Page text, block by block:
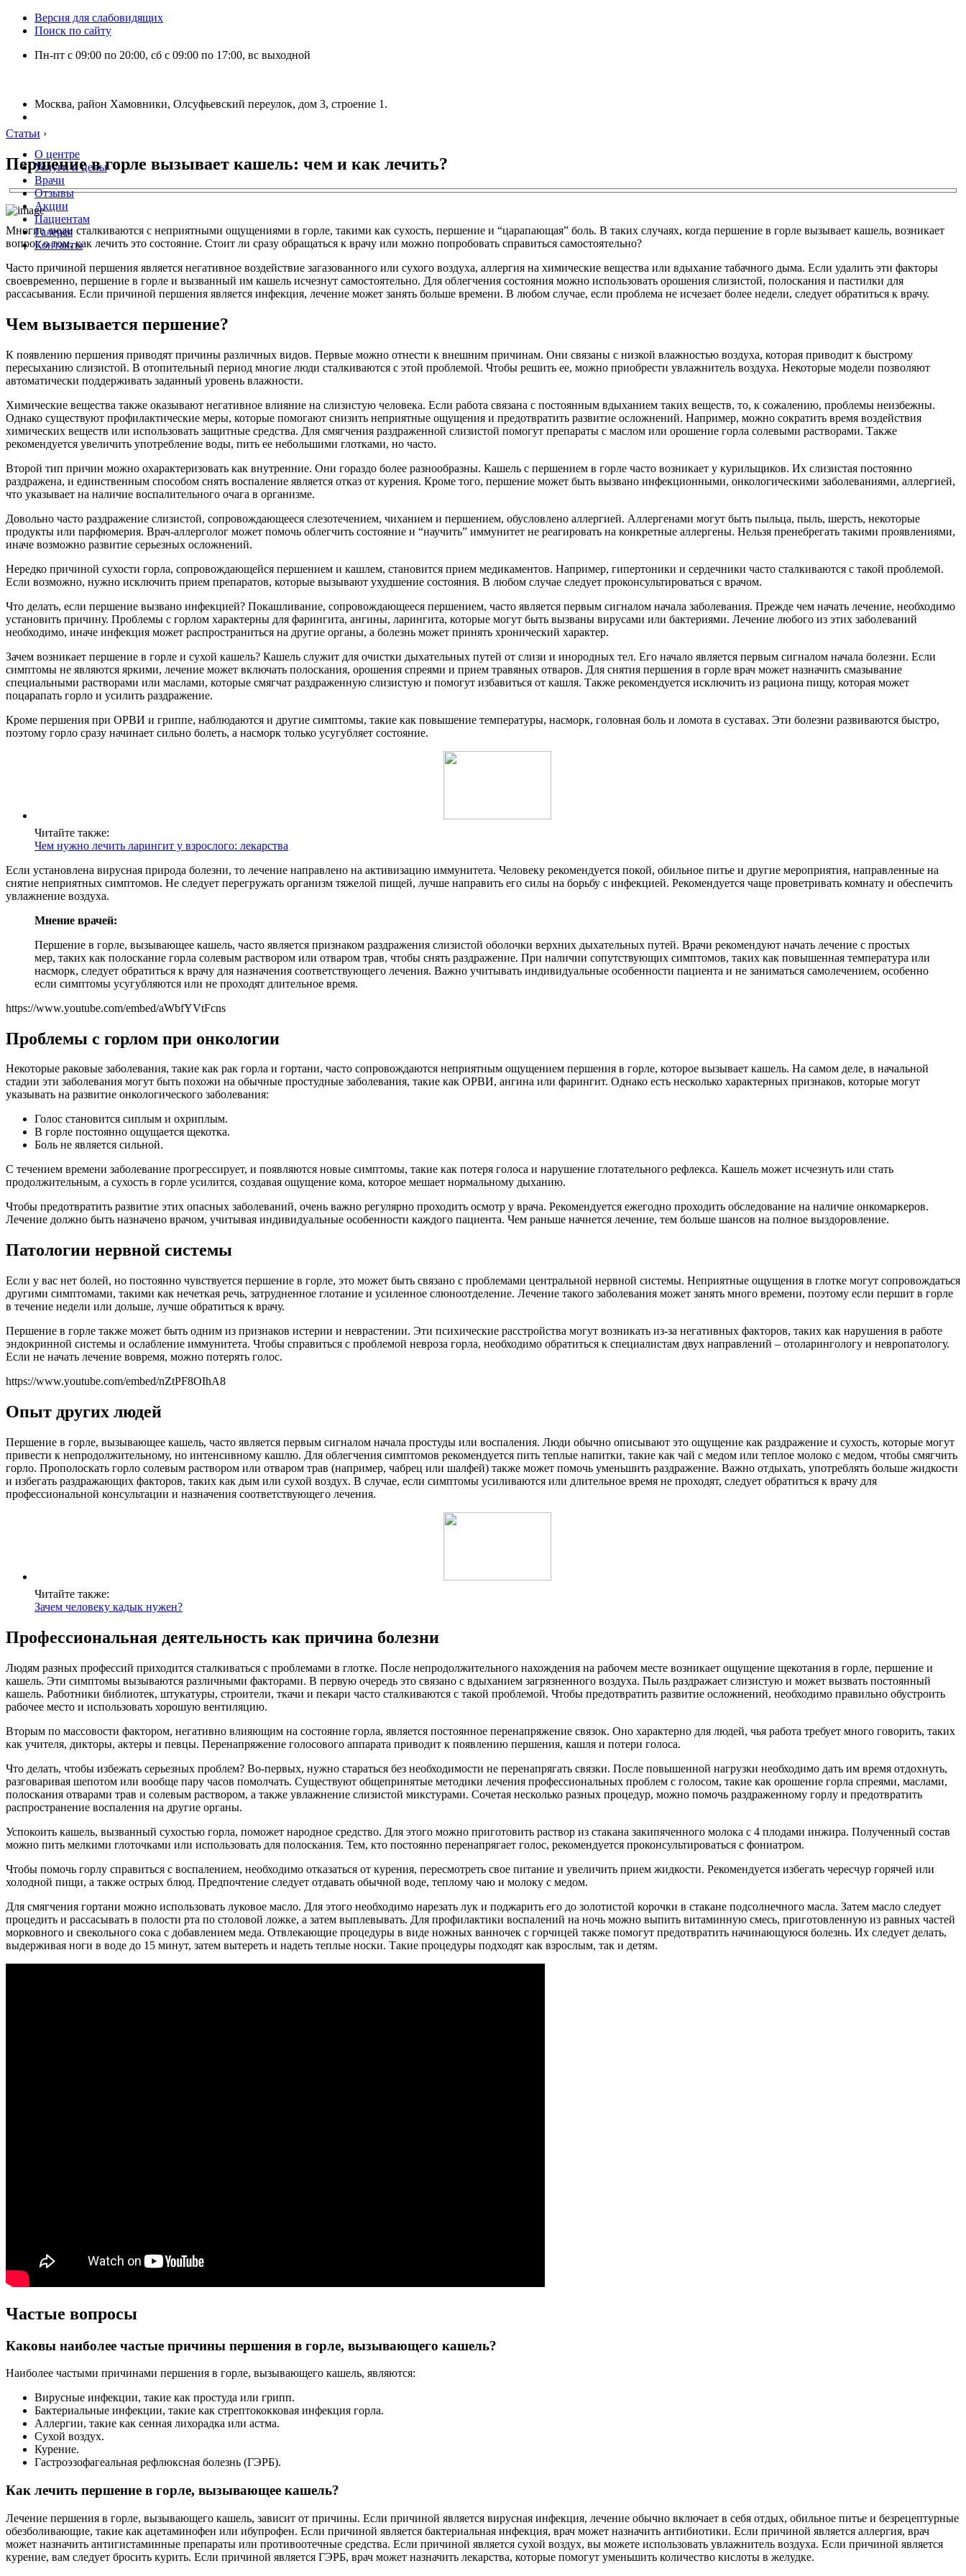
Версия для слабовидящих
Поиск по сайту
Пн-пт с 09:00 по 20:00, сб с 09:00 по 17:00, вс выходной
Москва, район Хамовники, Олсуфьевский переулок, дом 3, строение 1.
О центре
Услуги и цены
Врачи
Отзывы
Акции
Пациентам
Галерея
Контакты
Статьи ›
Першение в горле вызывает кашель: чем и как лечить?
Многие люди сталкиваются с неприятными ощущениями в горле, такими как сухость, першение и “царапающая” боль. В таких случаях, когда першение в горле вызывает кашель, возникает
вопрос о том, как лечить это состояние. Стоит ли сразу обращаться к врачу или можно попробовать справиться самостоятельно?
Часто причиной першения является негативное воздействие загазованного или сухого воздуха, аллергия на химические вещества или вдыхание табачного дыма. Если удалить эти факторы
своевременно, першение в горле и вызванный им кашель исчезнут самостоятельно. Для облегчения состояния можно использовать орошения слизистой, полоскания и пастилки для
рассасывания. Если причиной першения является инфекция, лечение может занять больше времени. В любом случае, если проблема не исчезает более недели, следует обратиться к врачу.
Чем вызывается першение?
К появлению першения приводят причины различных видов. Первые можно отнести к внешним причинам. Они связаны с низкой влажностью воздуха, которая приводит к быстрому
пересыханию слизистой. В отопительный период многие люди сталкиваются с этой проблемой. Чтобы решить ее, можно приобрести увлажнитель воздуха. Некоторые модели позволяют
автоматически поддерживать заданный уровень влажности.
Химические вещества также оказывают негативное влияние на слизистую человека. Если работа связана с постоянным вдыханием таких веществ, то, к сожалению, проблемы неизбежны.
Однако существуют профилактические меры, которые помогают снизить неприятные ощущения и предотвратить развитие осложнений. Например, можно сократить время воздействия
химических веществ или использовать защитные средства. Для смягчения раздраженной слизистой помогут препараты с маслом или орошение горла солевыми растворами. Также
рекомендуется увеличить употребление воды, пить ее небольшими глотками, но часто.
Второй тип причин можно охарактеризовать как внутренние. Они гораздо более разнообразны. Кашель с першением в горле часто возникает у курильщиков. Их слизистая постоянно
раздражена, и единственным способом снять воспаление является отказ от курения. Кроме того, першение может быть вызвано инфекционными, онкологическими заболеваниями, аллергией,
что указывает на наличие воспалительного очага в организме.
Довольно часто раздражение слизистой, сопровождающееся слезотечением, чиханием и першением, обусловлено аллергией. Аллергенами могут быть пыльца, пыль, шерсть, некоторые
продукты или парфюмерия. Врач-аллерголог может помочь облегчить состояние и “научить” иммунитет не реагировать на конкретные аллергены. Нельзя пренебрегать такими проявлениями,
иначе возможно развитие серьезных осложнений.
Нередко причиной сухости горла, сопровождающейся першением и кашлем, становится прием медикаментов. Например, гипертоники и сердечники часто сталкиваются с такой проблемой.
Если возможно, нужно исключить прием препаратов, которые вызывают ухудшение состояния. В любом случае следует проконсультироваться с врачом.
Что делать, если першение вызвано инфекцией? Покашливание, сопровождающееся першением, часто является первым сигналом начала заболевания. Прежде чем начать лечение, необходимо
установить причину. Проблемы с горлом характерны для фарингита, ангины, ларингита, которые могут быть вызваны вирусами или бактериями. Лечение любого из этих заболеваний
необходимо, иначе инфекция может распространиться на другие органы, а болезнь может принять хронический характер.
Зачем возникает першение в горле и сухой кашель? Кашель служит для очистки дыхательных путей от слизи и инородных тел. Его начало является первым сигналом начала болезни. Если
симптомы не являются яркими, лечение может включать полоскания, орошения спреями и прием травяных отваров. Для снятия першения в горле врач может назначить смазывание
специальными растворами или маслами, которые смягчат раздраженную слизистую и помогут избавиться от кашля. Также рекомендуется исключить из рациона пищу, которая может
поцарапать горло и усилить раздражение.
Кроме першения при ОРВИ и гриппе, наблюдаются и другие симптомы, такие как повышение температуры, насморк, головная боль и ломота в суставах. Эти болезни развиваются быстро,
поэтому горло сразу начинает сильно болеть, а насморк только усугубляет состояние.
Читайте также:
Чем нужно лечить ларингит у взрослого: лекарства
Если установлена вирусная природа болезни, то лечение направлено на активизацию иммунитета. Человеку рекомендуется покой, обильное питье и другие мероприятия, направленные на
снятие неприятных симптомов. Не следует перегружать организм тяжелой пищей, лучше направить его силы на борьбу с инфекцией. Рекомендуется чаще проветривать комнату и обеспечить
увлажнение воздуха.
Мнение врачей:
Першение в горле, вызывающее кашель, часто является признаком раздражения слизистой оболочки верхних дыхательных путей. Врачи рекомендуют начать лечение с простых
мер, таких как полоскание горла солевым раствором или отваром трав, чтобы снять раздражение. При наличии сопутствующих симптомов, таких как повышенная температура или
насморк, следует обратиться к врачу для назначения соответствующего лечения. Важно учитывать индивидуальные особенности пациента и не заниматься самолечением, особенно
если симптомы усугубляются или не проходят длительное время.
https://www.youtube.com/embed/aWbfYVtFcns
Проблемы с горлом при онкологии
Некоторые раковые заболевания, такие как рак горла и гортани, часто сопровождаются неприятным ощущением першения в горле, которое вызывает кашель. На самом деле, в начальной
стадии эти заболевания могут быть похожи на обычные простудные заболевания, такие как ОРВИ, ангина или фарингит. Однако есть несколько характерных признаков, которые могут
указывать на развитие онкологического заболевания:
Голос становится сиплым и охриплым.
В горле постоянно ощущается щекотка.
Боль не является сильной.
С течением времени заболевание прогрессирует, и появляются новые симптомы, такие как потеря голоса и нарушение глотательного рефлекса. Кашель может исчезнуть или стать
продолжительным, а сухость в горле усилится, создавая ощущение кома, которое мешает нормальному дыханию.
Чтобы предотвратить развитие этих опасных заболеваний, очень важно регулярно проходить осмотр у врача. Рекомендуется ежегодно проходить обследование на наличие онкомаркеров.
Лечение должно быть назначено врачом, учитывая индивидуальные особенности каждого пациента. Чем раньше начнется лечение, тем больше шансов на полное выздоровление.
Патологии нервной системы
Если у вас нет болей, но постоянно чувствуется першение в горле, это может быть связано с проблемами центральной нервной системы. Неприятные ощущения в глотке могут сопровождаться
другими симптомами, такими как нечеткая речь, затрудненное глотание и усиленное слюноотделение. Лечение такого заболевания может занять много времени, поэтому если першит в горле
в течение недели или дольше, лучше обратиться к врачу.
Першение в горле также может быть одним из признаков истерии и неврастении. Эти психические расстройства могут возникать из-за негативных факторов, таких как нарушения в работе
эндокринной системы и ослабление иммунитета. Чтобы справиться с проблемой невроза горла, необходимо обратиться к специалистам двух направлений – отоларингологу и невропатологу.
Если не начать лечение вовремя, можно потерять голос.
https://www.youtube.com/embed/nZtPF8OIhA8
Опыт других людей
Першение в горле, вызывающее кашель, часто является первым сигналом начала простуды или воспаления. Люди обычно описывают это ощущение как раздражение и сухость, которые могут
привести к непродолжительному, но интенсивному кашлю. Для облегчения симптомов рекомендуется пить теплые напитки, такие как чай с медом или теплое молоко с медом, чтобы смягчить
горло. Прополоскать горло солевым раствором или отваром трав (например, чабрец или шалфей) также может помочь уменьшить раздражение. Важно отдыхать, употреблять больше жидкости
и избегать раздражающих факторов, таких как дым или сухой воздух. В случае, если симптомы усиливаются или длительное время не проходят, следует обратиться к врачу для
профессиональной консультации и назначения соответствующего лечения.
Читайте также:
Зачем человеку кадык нужен?
Профессиональная деятельность как причина болезни
Людям разных профессий приходится сталкиваться с проблемами в глотке. После непродолжительного нахождения на рабочем месте возникает ощущение щекотания в горле, першение и
кашель. Эти симптомы вызываются различными факторами. В первую очередь это связано с вдыханием загрязненного воздуха. Пыль раздражает слизистую и может вызвать постоянный
кашель. Работники библиотек, штукатуры, строители, ткачи и пекари часто сталкиваются с такой проблемой. Чтобы предотвратить развитие осложнений, необходимо правильно обустроить
рабочее место и использовать хорошую вентиляцию.
Вторым по массовости фактором, негативно влияющим на состояние горла, является постоянное перенапряжение связок. Оно характерно для людей, чья работа требует много говорить, таких
как учителя, дикторы, актеры и певцы. Перенапряжение голосового аппарата приводит к появлению першения, кашля и потери голоса.
Что делать, чтобы избежать серьезных проблем? Во-первых, нужно стараться без необходимости не перенапрягать связки. После повышенной нагрузки необходимо дать им время отдохнуть,
разговаривая шепотом или вообще пару часов помолчать. Существуют общепринятые методики лечения профессиональных проблем с голосом, такие как орошение горла спреями, маслами,
полоскания отварами трав и солевым раствором, а также увлажнение слизистой микстурами. Сочетая несколько разных процедур, можно помочь раздраженному горлу и предотвратить
распространение воспаления на другие органы.
Успокоить кашель, вызванный сухостью горла, поможет народное средство. Для этого можно приготовить раствор из стакана закипяченного молока с 4 плодами инжира. Полученный состав
можно пить мелкими глоточками или использовать для полоскания. Тем, кто постоянно перенапрягает голос, рекомендуется проконсультироваться с фониатром.
Чтобы помочь горлу справиться с воспалением, необходимо отказаться от курения, пересмотреть свое питание и увеличить прием жидкости. Рекомендуется избегать чересчур горячей или
холодной пищи, а также острых блюд. Предпочтение следует отдавать обычной воде, теплому чаю и молоку с медом.
Для смягчения гортани можно использовать луковое масло. Для этого необходимо нарезать лук и поджарить его до золотистой корочки в стакане подсолнечного масла. Затем масло следует
процедить и рассасывать в полости рта по столовой ложке, а затем выплевывать. Для профилактики воспалений на ночь можно выпить витаминную смесь, приготовленную из равных частей
морковного и свекольного сока с добавлением меда. Отвлекающие процедуры в виде ножных ванночек с горчицей также помогут предотвратить начинающуюся болезнь. Их следует делать,
выдерживая ноги в воде до 15 минут, затем вытереть и надеть теплые носки. Такие процедуры подходят как взрослым, так и детям.
Частые вопросы
Каковы наиболее частые причины першения в горле, вызывающего кашель?
Наиболее частыми причинами першения в горле, вызывающего кашель, являются:
Вирусные инфекции, такие как простуда или грипп.
Бактериальные инфекции, такие как стрептококковая инфекция горла.
Аллергии, такие как сенная лихорадка или астма.
Сухой воздух.
Курение.
Гастроэзофагеальная рефлюксная болезнь (ГЭРБ).
Как лечить першение в горле, вызывающее кашель?
Лечение першения в горле, вызывающего кашель, зависит от причины. Если причиной является вирусная инфекция, лечение обычно включает в себя отдых, обильное питье и безрецептурные
обезболивающие, такие как ацетаминофен или ибупрофен. Если причиной является бактериальная инфекция, врач может назначить антибиотики. Если причиной является аллергия, врач
может назначить антигистаминные препараты или противоотечные средства. Если причиной является сухой воздух, вы можете использовать увлажнитель воздуха. Если причиной является
курение, вам следует бросить курить. Если причиной является ГЭРБ, врач может назначить лекарства, которые помогут уменьшить количество кислоты в желудке.